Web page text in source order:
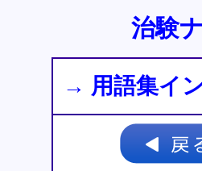
治験
→ 用語集イ